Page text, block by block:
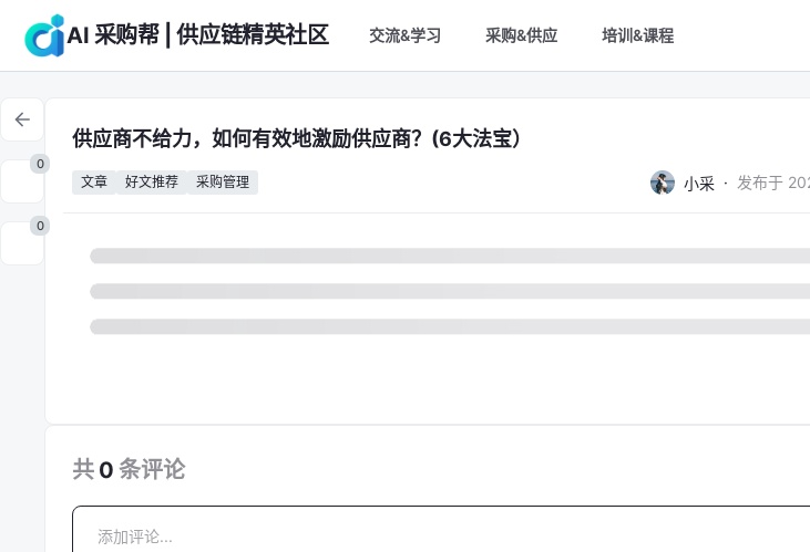
AI 采购帮 | 供应链精英社区 交流&学习 采购&供应 培训&课程
0
0
供应商不给力，如何有效地激励供应商？(6大法宝）
文章 好文推荐 采购管理 小采 · 发布于
共 0 条评论